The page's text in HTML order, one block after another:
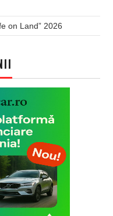
on Land” 2026